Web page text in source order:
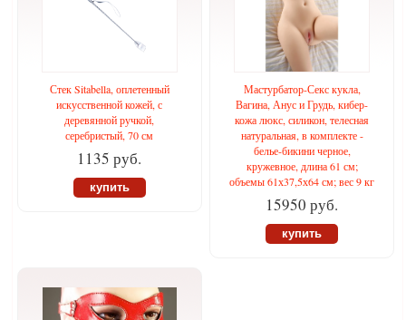
Стек Sitabella, оплетенный
искусственной кожей, с
деревянной ручкой,
серебристый, 70 см
1135 руб.
купить
Мастурбатор-Секс кукла,
Вагина, Анус и Грудь, кибер-
кожа люкс, силикон, телесная
натуральная, в комплекте -
белье-бикини черное,
кружевное, длина 61 см;
объемы 61х37,5х64 см; вес 9 кг
15950 руб.
купить